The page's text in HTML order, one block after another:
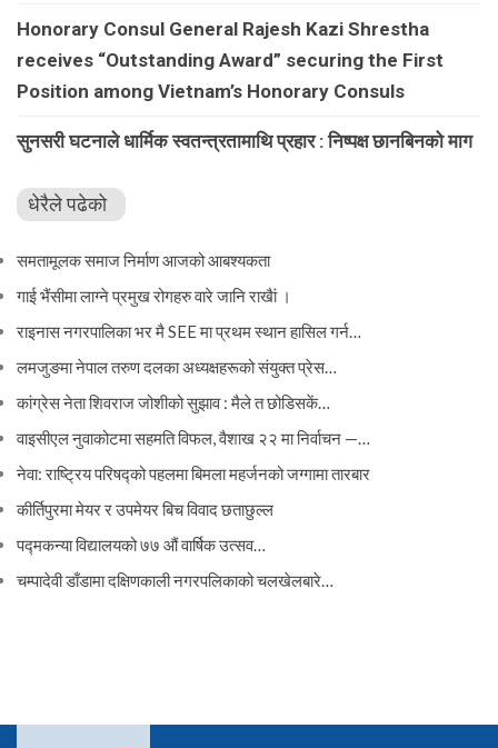
Honorary Consul General Rajesh Kazi Shrestha
receives “Outstanding Award” securing the First
Position among Vietnam’s Honorary Consuls
सुनसरी घटनाले धार्मिक स्वतन्त्रतामाथि प्रहार : निष्पक्ष छानबिनको माग
धेरैले पढेको
समतामूलक समाज निर्माण आजको आबश्यकता
गाई भैंसीमा लाग्ने प्रमुख रोगहरु वारे जानि राखैां ।
राइनास नगरपालिका भर मै SEE मा प्रथम स्थान हासिल गर्न…
लमजुङमा नेपाल तरुण दलका अध्यक्षहरूको संयुक्त प्रेस…
कांग्रेस नेता शिवराज जोशीको सुझाव : मैले त छोडिसकें…
वाइसीएल नुवाकोटमा सहमति विफल, वैशाख २२ मा निर्वाचन —…
नेवा: राष्ट्रिय परिषद्को पहलमा बिमला महर्जनको जग्गामा तारबार
कीर्तिपुरमा मेयर र उपमेयर बिच विवाद छताछुल्ल
पद्मकन्या विद्यालयको ७७ औं ‌‌वार्षिक ‌उत्सव…
चम्पादेवी डाँडामा दक्षिणकाली नगरपलिकाको चलखेलबारे…